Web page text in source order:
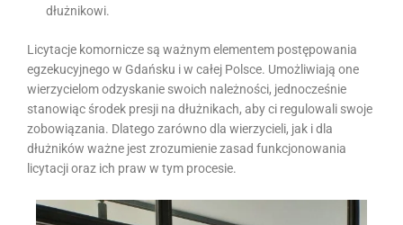
dłużnikowi.
Licytacje komornicze są ważnym elementem postępowania
egzekucyjnego w Gdańsku i w całej Polsce. Umożliwiają one
wierzycielom odzyskanie swoich należności, jednocześnie
stanowiąc środek presji na dłużnikach, aby ci regulowali swoje
zobowiązania. Dlatego zarówno dla wierzycieli, jak i dla
dłużników ważne jest zrozumienie zasad funkcjonowania
licytacji oraz ich praw w tym procesie.